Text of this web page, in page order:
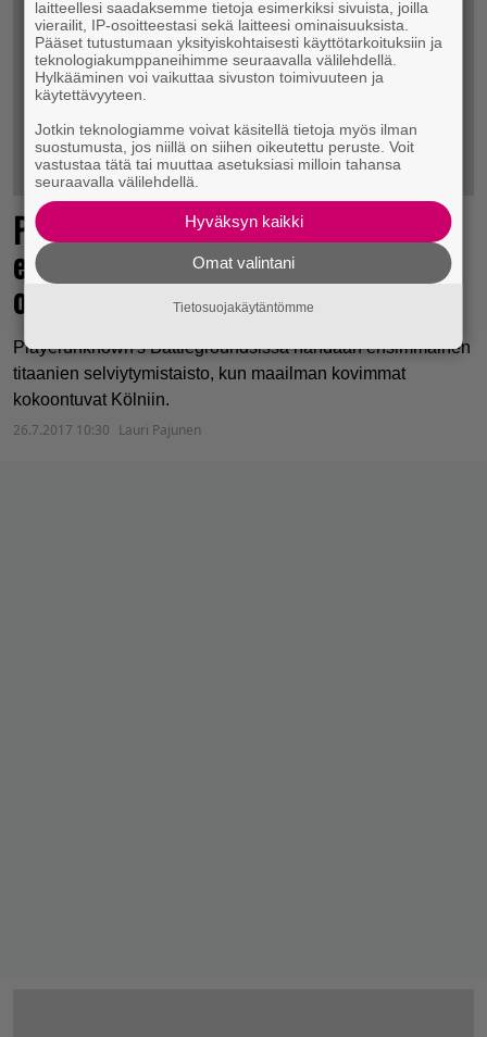
Playerunknown’s Battlegrounds saa
ensimmäisen esports-turnauksensa –
odotettu uudistus samalla julki
Playerunknown's Battlegroundsissa nähdään ensimmäinen
titaanien selviytymistaisto, kun maailman kovimmat
kokoontuvat Kölniin.
26.7.2017 10:30 Lauri Pajunen
laitteellesi saadaksemme tietoja esimerkiksi sivuista, joilla
vierailit, IP-osoitteestasi sekä laitteesi ominaisuuksista.
Pääset tutustumaan yksityiskohtaisesti käyttötarkoituksiin ja
teknologiakumppaneihimme seuraavalla välilehdellä.
Hylkääminen voi vaikuttaa sivuston toimivuuteen ja
käytettävyyteen.
Jotkin teknologiamme voivat käsitellä tietoja myös ilman
suostumusta, jos niillä on siihen oikeutettu peruste. Voit
vastustaa tätä tai muuttaa asetuksiasi milloin tahansa
seuraavalla välilehdellä.
Hyväksyn kaikki
Omat valintani
Tietosuojakäytäntömme